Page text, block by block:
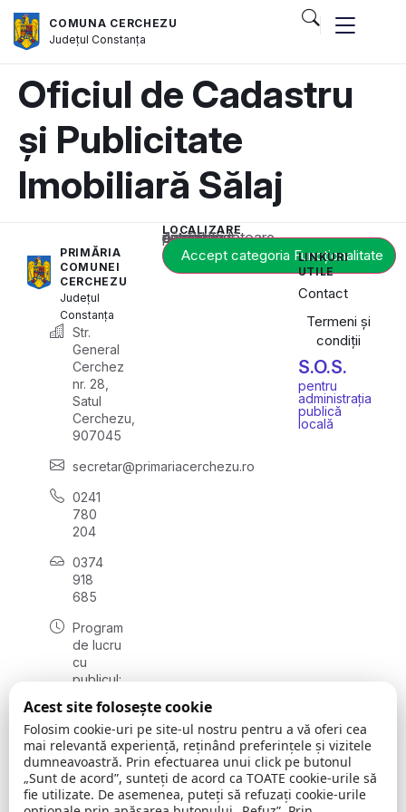
COMUNA CERCHEZU
JudețulConstanța
Oficiul de Cadastru
și Publicitate
Imobiliară Sălaj
PRIMĂRIA
COMUNEI
CERCHEZU
Județul
Constanța
Str.
General
Cerchez
nr. 28,
Satul
Cerchezu,
907045
secretar@primariacerchezu.ro
0241
780
204
0374
918
685
Program
de lucru
cu
publicul:
08:00 -
16:30
, vineri:
08:00 -
14:00
LOCALIZARE
Acest conținut este blocat până când acceptați categoria corespunzătoare de cookie-uri.
Accept categoria Funcționalitate
LINKURI
UTILE
Contact
Termeni și
condiții
S.O.S.
pentru
administrația
publică
locală
Acest site folosește cookie
Folosim cookie-uri pe site-ul nostru pentru a vă oferi cea
mai relevantă experiență, reținând preferințele și vizitele
dumneavoastră. Prin efectuarea unui click pe butonul
„Sunt de acord”, sunteți de acord ca TOATE cookie-urile să
fie utilizate. De asemenea, puteți să refuzați cookie-urile